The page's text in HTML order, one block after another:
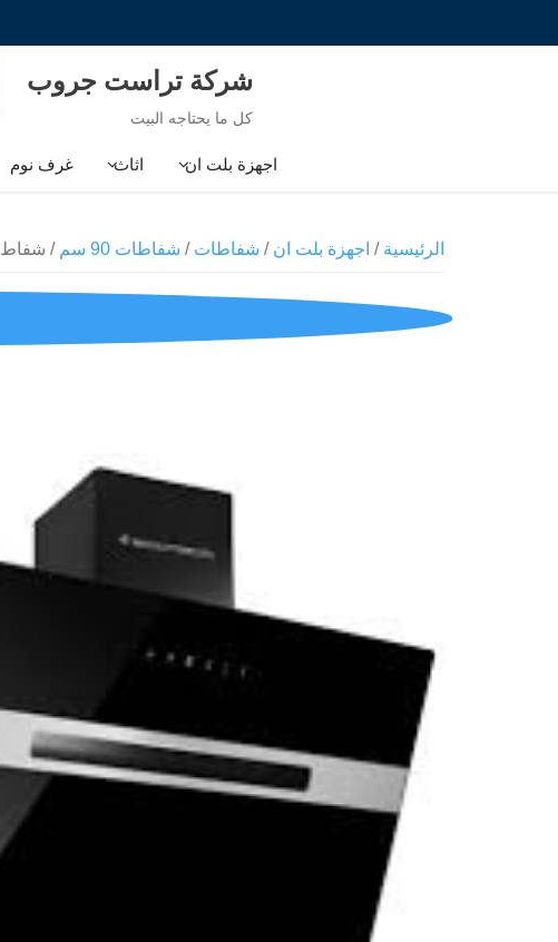
شركة تراست جروب
كل ما يحتاجه البيت
اجهزة بلت ان اثاث غرف نوم
الرئيسية / اجهزة بلت ان / شفاطات / شفاطات 90 سم / شفاط 90 سم ايكوماتيك